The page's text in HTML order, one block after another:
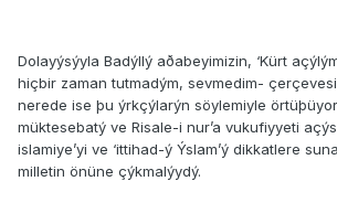
Dolayýsýyla Badýllý aðabeyimizin, ‘Kürt
hiçbir zaman tutmadým, sevmedim-
nerede ise þu ýrkçýlarýn söylemiyle
müktesebatý ve Risale-i nur’a vukufiyyeti
islamiye’yi ve ‘ittihad-ý Ýslam’ý dikkatlere
milletin önüne çýkmalýydý.